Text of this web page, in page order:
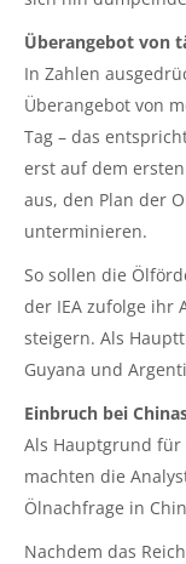
Überangebot von
In Zahlen
Überangebot von
Tag – das
erst auf dem
aus, den Plan der
unterminieren.
So sollen die
der IEA zufolge ihr
steigern. Als
Guyana und
Einbruch bei
Als Hauptgrund für
machten die
Ölnachfrage in
Nachdem das